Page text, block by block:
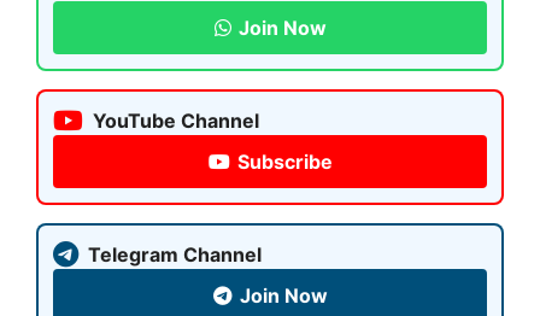
Join Now
YouTube Channel
Subscribe
Telegram Channel
Join Now